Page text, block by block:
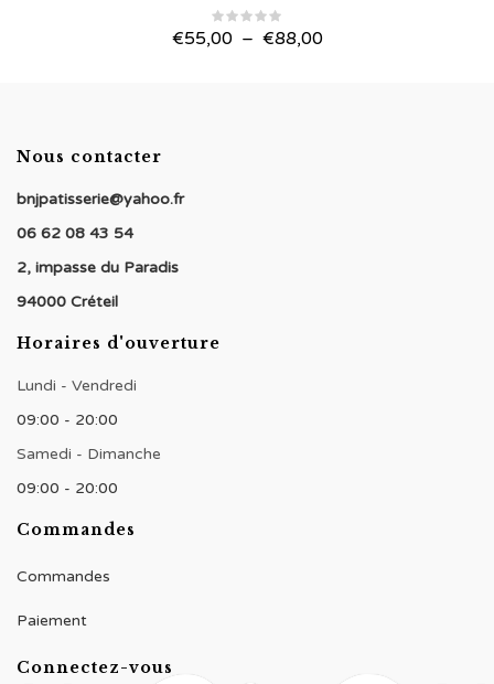
€55,00 – €88,00Plage de prix : €55,00 à €88,00
Nous contacter
bnjpatisserie@yahoo.fr
06 62 08 43 54
2, impasse du Paradis
94000 Créteil
Horaires d'ouverture
Lundi - Vendredi
09:00 - 20:00
Samedi - Dimanche
09:00 - 20:00
Commandes
Commandes
Paiement
Connectez-vous